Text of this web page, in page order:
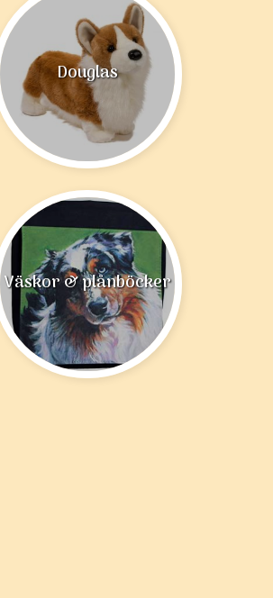
Douglas
Väskor & plånböcker